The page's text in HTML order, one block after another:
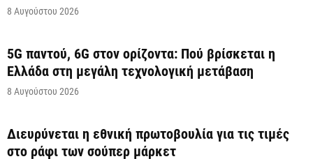
8 Αυγούστου 2026
5G παντού, 6G στον ορίζοντα: Πού βρίσκεται η
Ελλάδα στη μεγάλη τεχνολογική μετάβαση
8 Αυγούστου 2026
Διευρύνεται η εθνική πρωτοβουλία για τις τιμές
στο ράφι των σούπερ μάρκετ